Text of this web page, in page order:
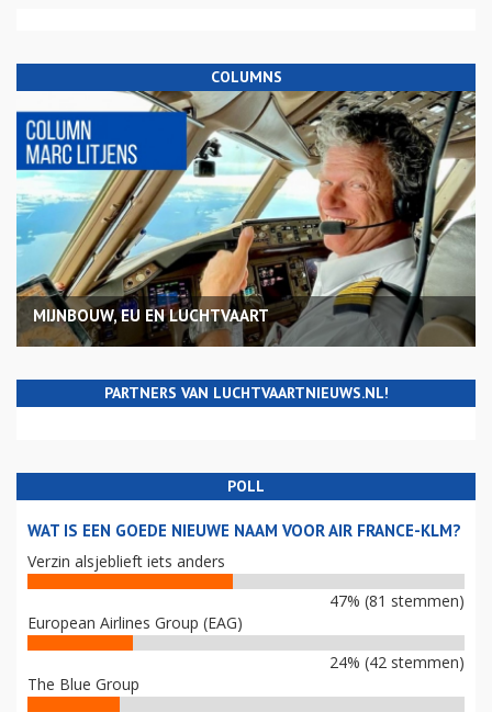
COLUMNS
MIJNBOUW, EU EN LUCHTVAART
PARTNERS VAN LUCHTVAARTNIEUWS.NL!
POLL
WAT IS EEN GOEDE NIEUWE NAAM VOOR AIR FRANCE-KLM?
Verzin alsjeblieft iets anders
47% (81 stemmen)
European Airlines Group (EAG)
24% (42 stemmen)
The Blue Group